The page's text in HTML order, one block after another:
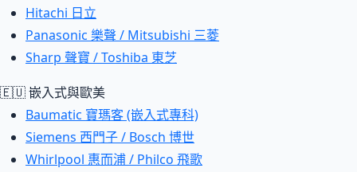
Hitachi 日立
Panasonic 樂聲 / Mitsubishi 三菱
Sharp 聲寶 / Toshiba 東芝
🇪🇺 嵌入式與歐美
Baumatic 寶瑪客 (嵌入式專科)
Siemens 西門子 / Bosch 博世
Whirlpool 惠而浦 / Philco 飛歌